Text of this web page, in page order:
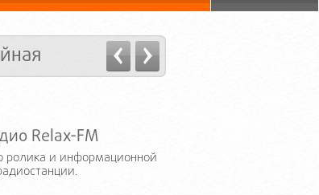
Relax-FM
ролика и информационной